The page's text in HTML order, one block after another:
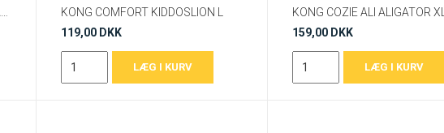
KONG COMFORT KIDDOSLION L
119,00 DKK
KONG COZIE ALI ALIGATOR XL
159,00 DKK